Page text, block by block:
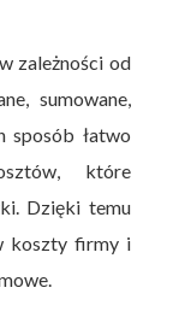
zależności od
sumowane,
sposób łatwo
które
Dzięki temu
koszty firmy i